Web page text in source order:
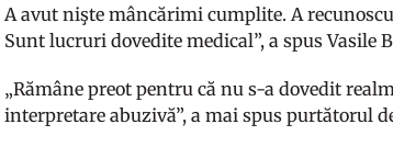
A avut nişte mâncărimi cumplite. A
Sunt lucruri dovedite medical”, a spus Vasile
„Rămâne preot pentru că nu s-a dovedit
interpretare abuzivă”, a mai spus purtătorul